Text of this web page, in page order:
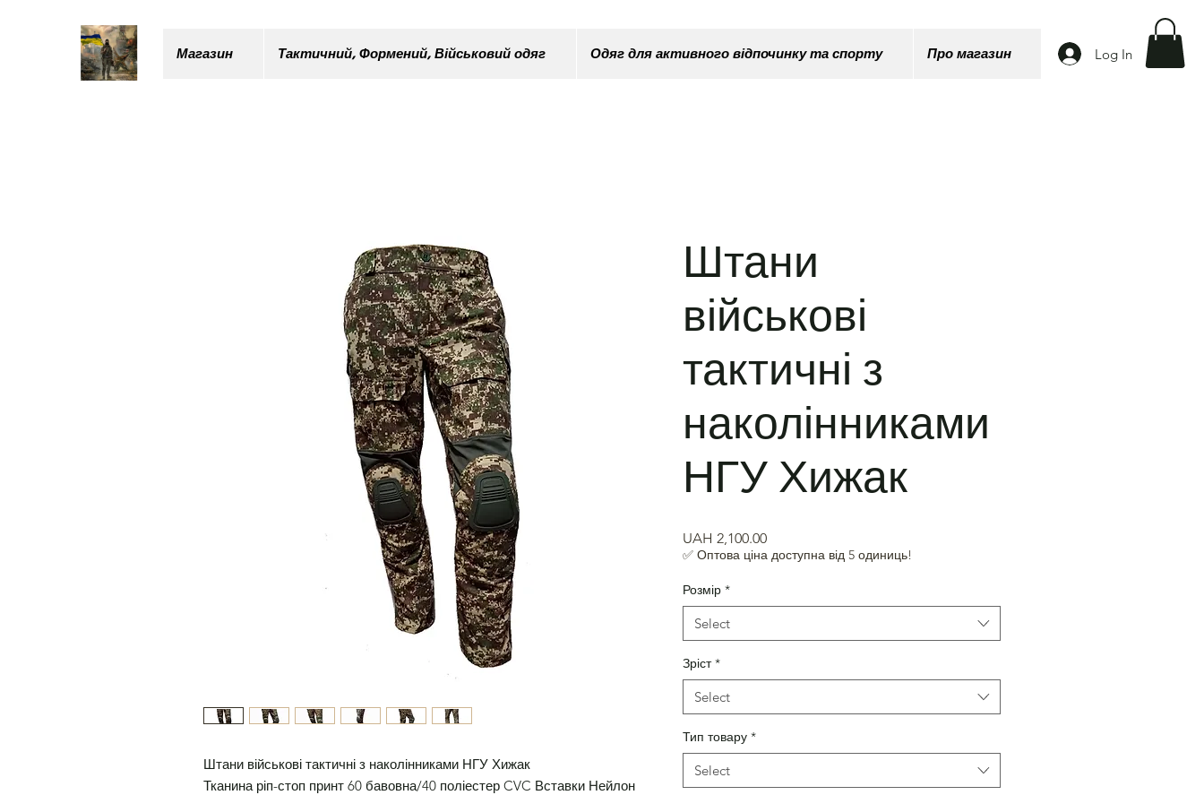
Магазин Тактичний, Формений, Військовий одяг Одяг для активного відпочинку та спорту Про магазин Log In
Штани військові тактичні з наколінниками НГУ Хижак
Тканина ріп-стоп принт 60 бавовна/40 поліестер CVC Вставки Нейлон
Штани
військові
тактичні з
наколінниками
НГУ Хижак
UAH 2,100.00Price
✅ Оптова ціна доступна від 5 одиниць!
Розмір *
Select
Зріст *
Select
Тип товару *
Select